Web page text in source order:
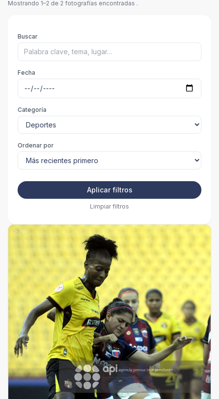
Mostrando 1–2 de 2 fotografías encontradas .
Buscar
Fecha
Categoría
Ordenar por
Aplicar filtros
Limpiar filtros